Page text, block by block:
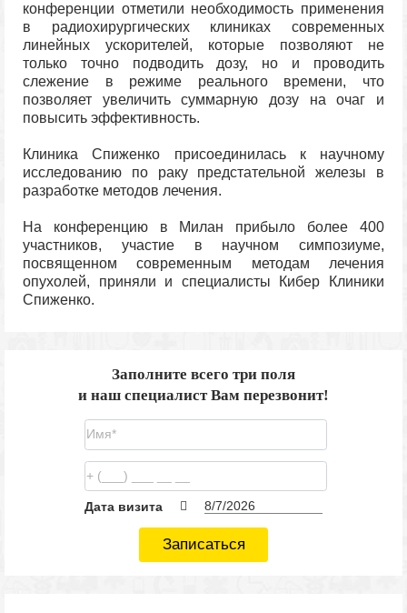
конференции отметили необходимость применения
в радиохирургических клиниках современных
линейных ускорителей, которые позволяют не
только точно подводить дозу, но и проводить
слежение в режиме реального времени, что
позволяет увеличить суммарную дозу на очаг и
повысить эффективность.
Клиника Спиженко присоединилась к научному
исследованию по раку предстательной железы в
разработке методов лечения.
На конференцию в Милан прибыло более 400
участников, участие в научном симпозиуме,
посвященном современным методам лечения
опухолей, приняли и специалисты Кибер Клиники
Спиженко.
Заполните всего три поля
и наш специалист Вам перезвонит!
Дата визита
Записаться